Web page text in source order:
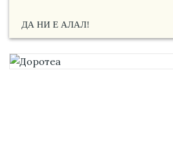
ДА НИ Е АЛАЛ!